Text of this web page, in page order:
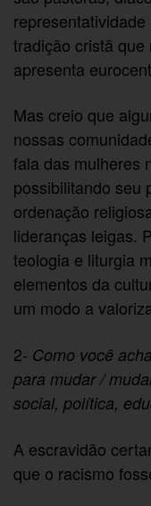
tradição cristã
apresenta
Mas creio que
nossas
fala das mulheres
possibilitando seu
ordenação
lideranças leigas.
teologia e liturgia
elementos da
um modo a
2- Como você
para mudar /
social, política,
A escravidão
que o racismo